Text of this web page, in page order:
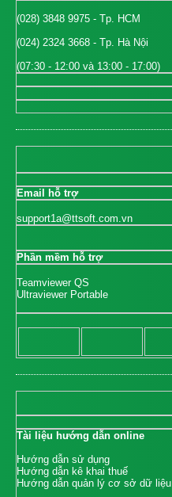
(028) 3848 9975 - Tp. HCM
(024) 2324 3668 - Tp. Hà Nội
(07:30 - 12:00 và 13:00 - 17:00)
Email hỗ trợ
support1a@ttsoft.com.vn
Phần mềm hỗ trợ
Teamviewer QS
Ultraviewer Portable
Tài liệu hướng dẫn online
Hướng dẫn sử dụng
Hướng dẫn kê khai thuế
Hướng dẫn quản lý cơ sở dữ liệu